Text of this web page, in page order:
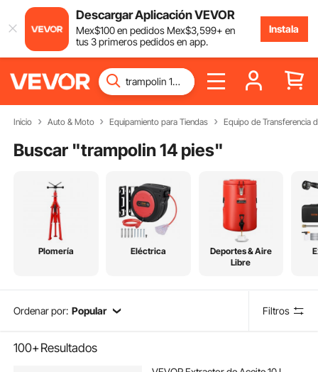
Descargar Aplicación VEVOR
Mex$100en pedidos Mex$3,599+ en
tus 3 primeros pedidos en app.
Instala
Inicio Auto & Moto Equipamiento para Tiendas Equipo de Transferencia
Buscar "trampolin 14 pies"
Plomería Eléctrica
Deportes & Aire
Libre
Ordenar por: Popular Filtros
100+Resultados